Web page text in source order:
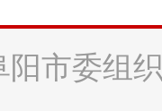
阳市委组